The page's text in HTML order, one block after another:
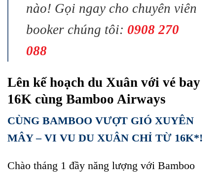
nào! Gọi ngay cho chuyên viên
booker chúng tôi: 0908 270
088
Lên kế hoạch du Xuân với vé bay
16K cùng Bamboo Airways
CÙNG BAMBOO VƯỢT GIÓ XUYÊN
MÂY – VI VU DU XUÂN CHỈ TỪ 16K*!
Chào tháng 1 đầy năng lượng với Bamboo